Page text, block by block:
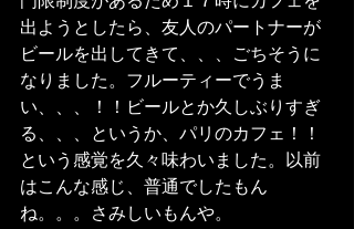
出ようとしたら、友人のパートナーが
ビールを出してきて、、、ごちそうに
なりました。フルーティーでうま
い、、、！！ビールとか久しぶりすぎ
る、、、というか、パリのカフェ！！
という感覚を久々味わいました。以前
はこんな感じ、普通でしたもん
ね。。。さみしいもんや。